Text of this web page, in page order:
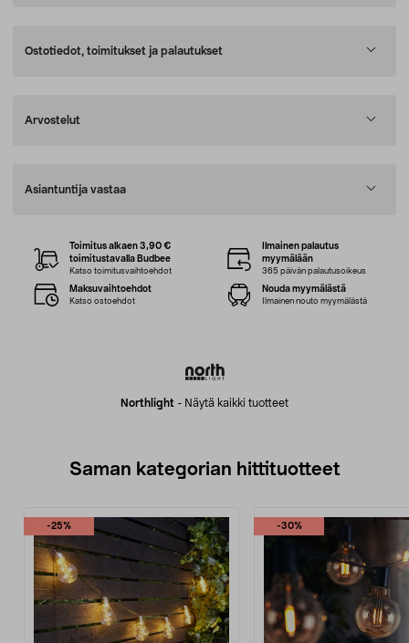
Ostotiedot, toimitukset ja palautukset
Arvostelut
Asiantuntija vastaa
Northlight - Näytä kaikki tuotteet
Toimitus alkaen 3,90 €
toimitustavalla Budbee
Katso toimitusvaihtoehdot
Ilmainen palautus
myymälään
365 päivän palautusoikeus
Maksuvaihtoehdot
Katso ostoehdot
Nouda myymälästä
Ilmainen nouto myymälästä
Saman kategorian hittituotteet
-25% -30%